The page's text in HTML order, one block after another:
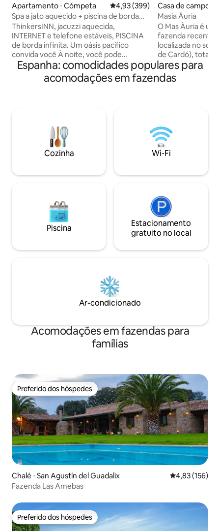
Apartamento ⋅ Cómpeta 4,93 de uma avaliação média de
4,93 (399)
Spa a jato aquecido + piscina de borda
infinita dupla, 1ThinkersINN
ThinkersINN, jacuzzi aquecida,
INTERNET e telefone estáveis, PISCINA
de borda infinita. Um oásis pacífico
convida você À noite, você pode
desfrutar de ótima comida, bebidas e
música andaluzas no centro da cidade.
Há 2 estúdios ao lado da fazenda. A
terraço envidraçado, cozinha compacta,
churrasqueira a gás Weber A casa é
tranquila e privada, bem na beira do
centro em uma estrada de asfalto, com
Casa de campo ⋅
Masia Àuria
O Mas Àuria é
fazenda
localizada no
de Cardó),
excelentes vistas
Macizo dels
um lugar idílico
rústica
para você se
por alguns dias
uma piscina
Espanha: comodidades populares para
acomodações em fazendas
Cozinha Wi-Fi
Piscina
Estacionamento
gratuito no local
Ar-condicionado
Acomodações em fazendas para
famílias
Preferido dos hóspedes
Preferido dos hóspedes
Chalé ⋅ San Agustín del Guadalix 4,83 de uma
4,83 (156)
Fazenda Las Amebas
Preferido dos hóspedes
Preferido dos hóspedes